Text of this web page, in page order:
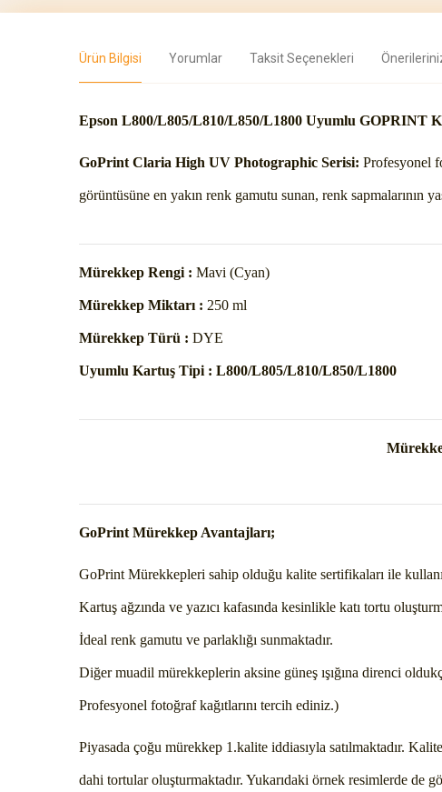
Ürün Bilgisi Yorumlar Taksit Seçenekleri
Epson L800/L805/L810/L850/L1800 Uyumlu GOPRINT
GoPrint Claria High UV Photographic Serisi: Profesyonel
görüntüsüne en yakın renk gamutu sunan, renk sapmalarının
Mürekkep Rengi : Mavi (Cyan)
Mürekkep Miktarı : 250 ml
Mürekkep Türü : DYE
Uyumlu Kartuş Tipi : L800/L805/L810/L850/L1800
GoPrint Mürekkep Avantajları;
GoPrint Mürekkepleri sahip olduğu kalite sertifikaları ile
Kartuş ağzında ve yazıcı kafasında kesinlikle katı tortu
İdeal renk gamutu ve parlaklığı sunmaktadır.
Diğer muadil mürekkeplerin aksine güneş ışığına direnci
Profesyonel fotoğraf kağıtlarını tercih ediniz.)
Piyasada çoğu mürekkep 1.kalite iddiasıyla satılmaktadır.
dahi tortular oluşturmaktadır. Yukarıdaki örnek resimlerde